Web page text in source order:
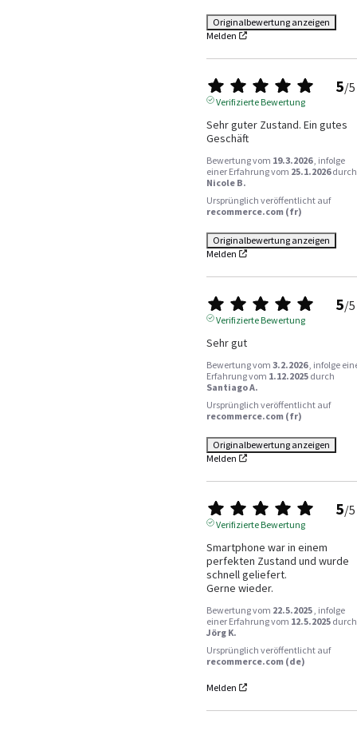
Originalbewertung anzeigen
Melden
5/5
Verifizierte Bewertung
Sehr guter Zustand. Ein gutes
Geschäft
Bewertung vom 19.3.2026 , infolge
einer Erfahrung vom 25.1.2026 durch
Nicole B.
Ursprünglich veröffentlicht auf
recommerce.com (fr)
Originalbewertung anzeigen
Melden
5/5
Verifizierte Bewertung
Sehr gut
Bewertung vom 3.2.2026 , infolge
Erfahrung vom 1.12.2025 durch
Santiago A.
Ursprünglich veröffentlicht auf
recommerce.com (fr)
Originalbewertung anzeigen
Melden
5/5
Verifizierte Bewertung
Smartphone war in einem
perfekten Zustand und wurde
schnell geliefert.
Gerne wieder.
Bewertung vom 22.5.2025 , infolge
einer Erfahrung vom 12.5.2025 durch
Jörg K.
Ursprünglich veröffentlicht auf
recommerce.com (de)
Melden